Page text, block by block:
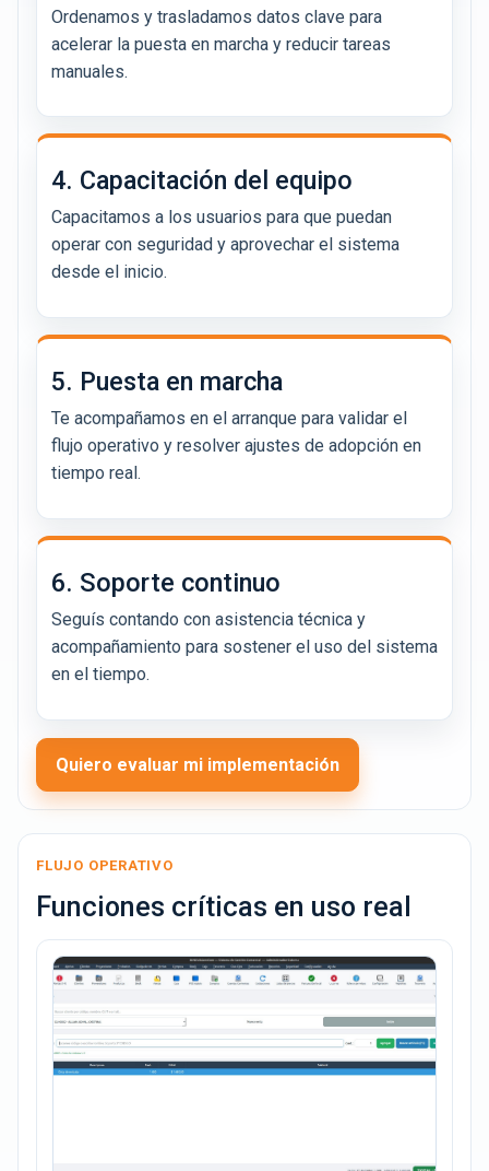
Ordenamos y trasladamos datos clave para
acelerar la puesta en marcha y reducir tareas
manuales.
4. Capacitación del equipo
Capacitamos a los usuarios para que puedan
operar con seguridad y aprovechar el sistema
desde el inicio.
5. Puesta en marcha
Te acompañamos en el arranque para validar el
flujo operativo y resolver ajustes de adopción en
tiempo real.
6. Soporte continuo
Seguís contando con asistencia técnica y
acompañamiento para sostener el uso del sistema
en el tiempo.
Quiero evaluar mi implementación
FLUJO OPERATIVO
Funciones críticas en uso real